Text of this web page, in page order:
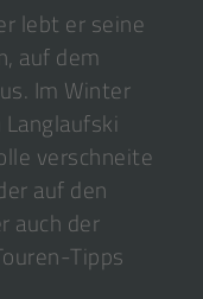
lebt er seine
auf dem
Im Winter
verschneite
auf den
auch der
Tipps